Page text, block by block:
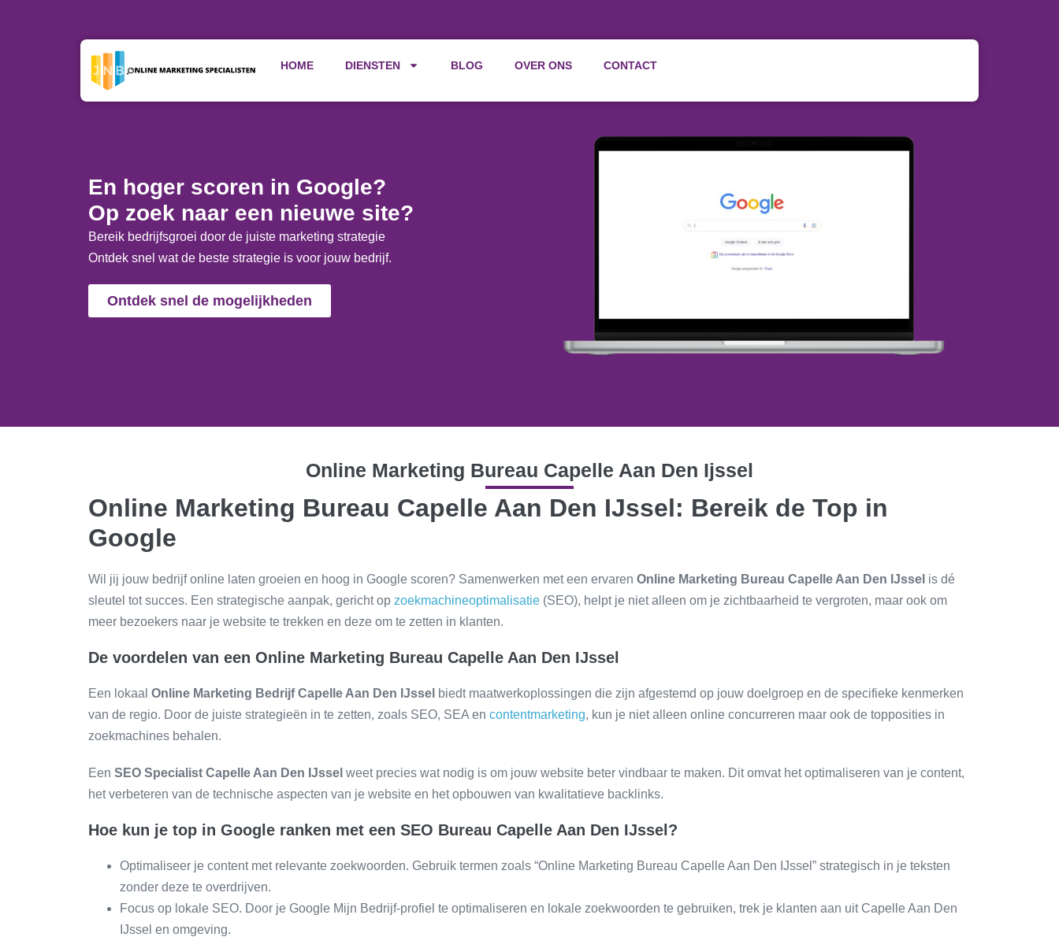
HOME DIENSTEN BLOG OVER ONS CONTACT
En hoger scoren in Google?
Op zoek naar een nieuwe site?
Bereik bedrijfsgroei door de juiste marketing strategie
Ontdek snel wat de beste strategie is voor jouw bedrijf.
Ontdek snel de mogelijkheden
Online Marketing Bureau Capelle Aan Den Ijssel
Online Marketing Bureau Capelle Aan Den IJssel: Bereik de Top in
Google
Wil jij jouw bedrijf online laten groeien en hoog in Google scoren? Samenwerken met een ervaren Online Marketing Bureau Capelle Aan Den IJssel is dé
sleutel tot succes. Een strategische aanpak, gericht op zoekmachineoptimalisatie (SEO), helpt je niet alleen om je zichtbaarheid te vergroten, maar ook om
meer bezoekers naar je website te trekken en deze om te zetten in klanten.
De voordelen van een Online Marketing Bureau Capelle Aan Den IJssel
Een lokaal Online Marketing Bedrijf Capelle Aan Den IJssel biedt maatwerkoplossingen die zijn afgestemd op jouw doelgroep en de specifieke kenmerken
van de regio. Door de juiste strategieën in te zetten, zoals SEO, SEA en contentmarketing, kun je niet alleen online concurreren maar ook de topposities in
zoekmachines behalen.
Een SEO Specialist Capelle Aan Den IJssel weet precies wat nodig is om jouw website beter vindbaar te maken. Dit omvat het optimaliseren van je content,
het verbeteren van de technische aspecten van je website en het opbouwen van kwalitatieve backlinks.
Hoe kun je top in Google ranken met een SEO Bureau Capelle Aan Den IJssel?
Optimaliseer je content met relevante zoekwoorden. Gebruik termen zoals “Online Marketing Bureau Capelle Aan Den IJssel” strategisch in je teksten
zonder deze te overdrijven.
Focus op lokale SEO. Door je Google Mijn Bedrijf-profiel te optimaliseren en lokale zoekwoorden te gebruiken, trek je klanten aan uit Capelle Aan Den
IJssel en omgeving.